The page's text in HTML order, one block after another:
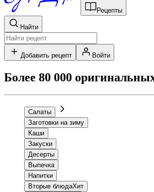
Рецепты
Найти
Добавить рецепт Войти
Более 80 000
Салаты
Заготовки на зиму
Каши
Закуски
Десерты
Выпечка
Напитки
Вторые блюдаХит